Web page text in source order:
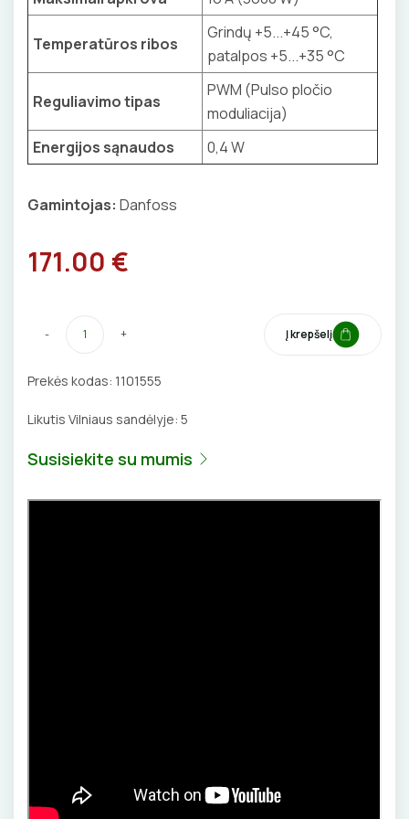
BATERIJOS
EL. SKAMBUČIAI
ŽAIBOSAUGA IR ĮŽEMINIMAS
GELINĖS JUNGTYS
BŪGNAI KABELIŲ VYNIOJIMUI
GRĘŽIMO KARŪNOS, GRĄŽTAI
GULSČIUKAI
ETIKEČIŲ SPAUSDINTUVAI
PJOVIMO ĮRANKIAI
KALIMO ĮRANKIAI
ELEKTRINIAI ĮRANKIAI
ŽYMEKLIAI
Izoliacinės plokštės
Temperatūros ribos
Grindų +5...+45 °C,
patalpos +5...+35 °C
Reguliavimo tipas
PWM (Pulso pločio
moduliacija)
Energijos sąnaudos
0,4 W
Gamintojas: Danfoss
171.00 €
- + Į krepšelį
Prekės kodas: 1101555
Likutis Vilniaus sandėlyje: 5
Susisiekite su mumis